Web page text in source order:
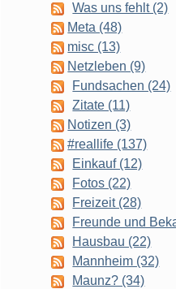
Was uns fehlt (2)
Meta (48)
misc (13)
Netzleben (9)
Fundsachen (24)
Zitate (11)
Notizen (3)
#reallife (137)
Einkauf (12)
Fotos (22)
Freizeit (28)
Freunde und
Hausbau (22)
Mannheim (32)
Maunz? (34)